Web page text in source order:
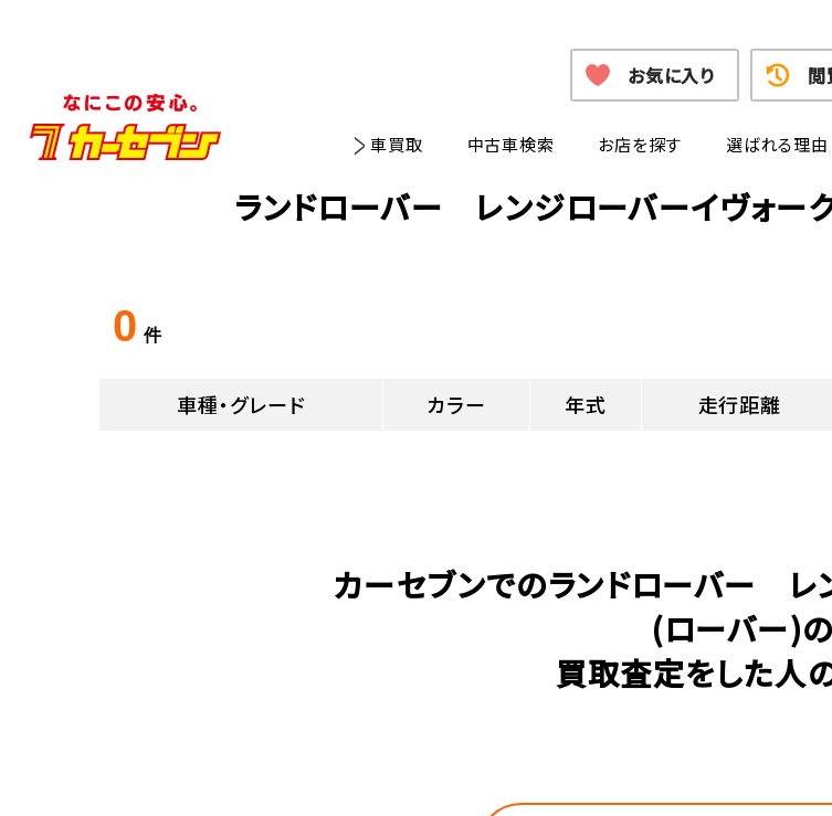
車買取 中古車検索 お店を探す 選ばれる理由
お気に入り 閲
ランドローバー レンジローバーイヴォ
0 件
車種・グレード カラー 年式 走行距離
カーセブンでのランドローバー レ
(ローバー)の
買取査定をした人